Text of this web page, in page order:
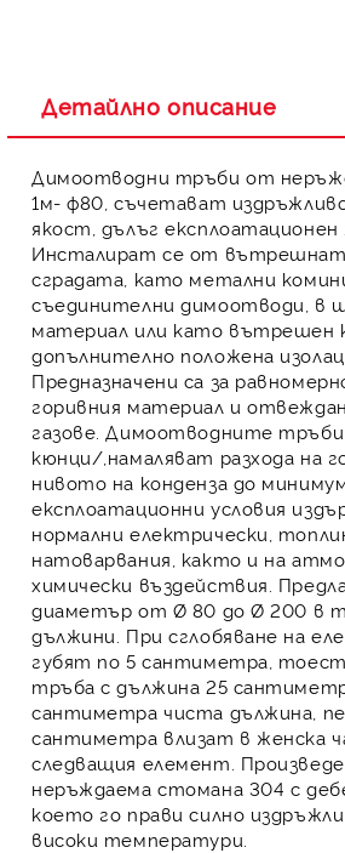
Детайлно описание
Димоотводни тръби от
1м- ф80 , съчетават
якост, дълъг
Инсталират се от
сградата, като метални
съединителни димоотводи, в
материал или като вътрешен
допълнително положена
Предназначени са за
горивния материал и
газове. Димоотводните тръби
кюнци/,намаляват разхода на
нивото на конденза до
експлоатационни условия
нормални електрически,
натоварвания, както и на
химически въздействия.
диаметър от Ø 80 до Ø 200 в
дължини. При сглобяване на
губят по 5 сантиметра,
тръба с дължина 25
сантиметра чиста дължина,
сантиметра влизат в женска
следващия елемент.
неръждаема стомана 304 с
което го прави силно
високи температури.